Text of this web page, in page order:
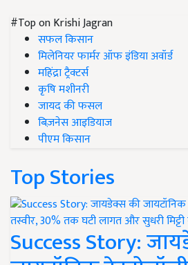
#Top on Krishi Jagran
सफल किसान
मिलेनियर फार्मर ऑफ इंडिया अवॉर्ड
महिंद्रा ट्रैक्टर्स
कृषि मशीनरी
जायद की फसल
बिज़नेस आइडियाज
पीएम किसान
Top Stories
Success Story: